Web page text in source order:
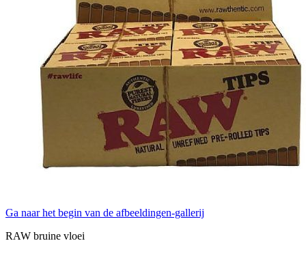
Ga naar het begin van de afbeeldingen-gallerij
RAW bruine vloei